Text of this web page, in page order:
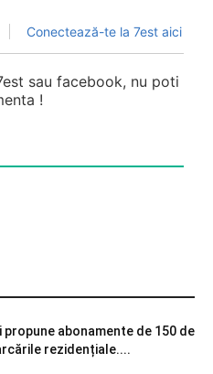
Conectează-te la 7est aici
sau facebook, nu poti
!
propune abonamente de 150 de
rezidențiale....